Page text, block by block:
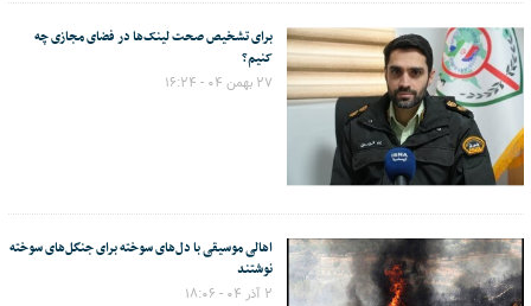
برای تشخیص صحت لینک‌ها در فضای مجازی چه
کنیم؟
۲۷ بهمن ۰۴ - ۱۶:۲۴
اهالی موسیقی با دل‌های سوخته برای جنگل‌های سوخته
نوشتند
۲ آذر ۰۴ - ۱۸:۰۶